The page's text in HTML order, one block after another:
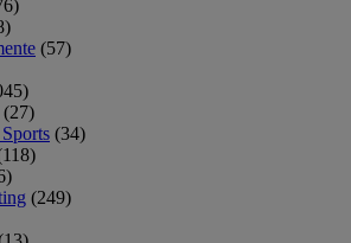
(57)
(27)
(34)
(249)